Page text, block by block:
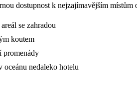
dostupnost k nejzajímavějším
se zahradou
koutem
promenády
oceánu nedaleko hotelu